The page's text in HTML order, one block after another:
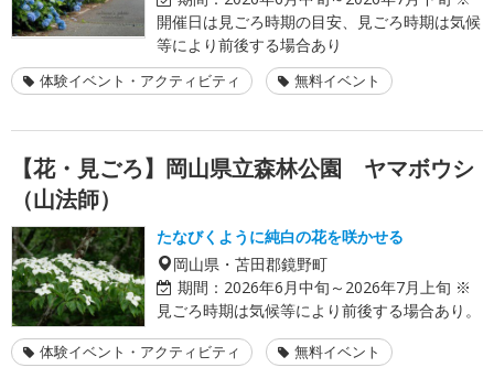
開催日は見ごろ時期の目安、見ごろ時期は気候
等により前後する場合あり
体験イベント・アクティビティ 無料イベント
【花・見ごろ】岡山県立森林公園 ヤマボウシ
（山法師）
たなびくように純白の花を咲かせる
岡山県・苫田郡鏡野町
期間： 2026年6月中旬～2026年7月上旬 ※
見ごろ時期は気候等により前後する場合あり。
体験イベント・アクティビティ 無料イベント